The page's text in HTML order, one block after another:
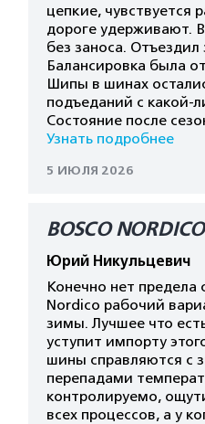
цепкие, чувствуется
дороге удерживают.
без заноса. Отъездил
Балансировка была
Шипы в шинах
подъеданий с какой-
Состояние после
Узнать подробнее
5 ИЮЛЯ 2026
BOSCO NORDICO
Юрий Никульцевич
Конечно нет предела
Nordico рабочий
зимы. Лучшее что
уступит импорту
шины справляются с
перепадами
контролируемо,
всех процессов, а у